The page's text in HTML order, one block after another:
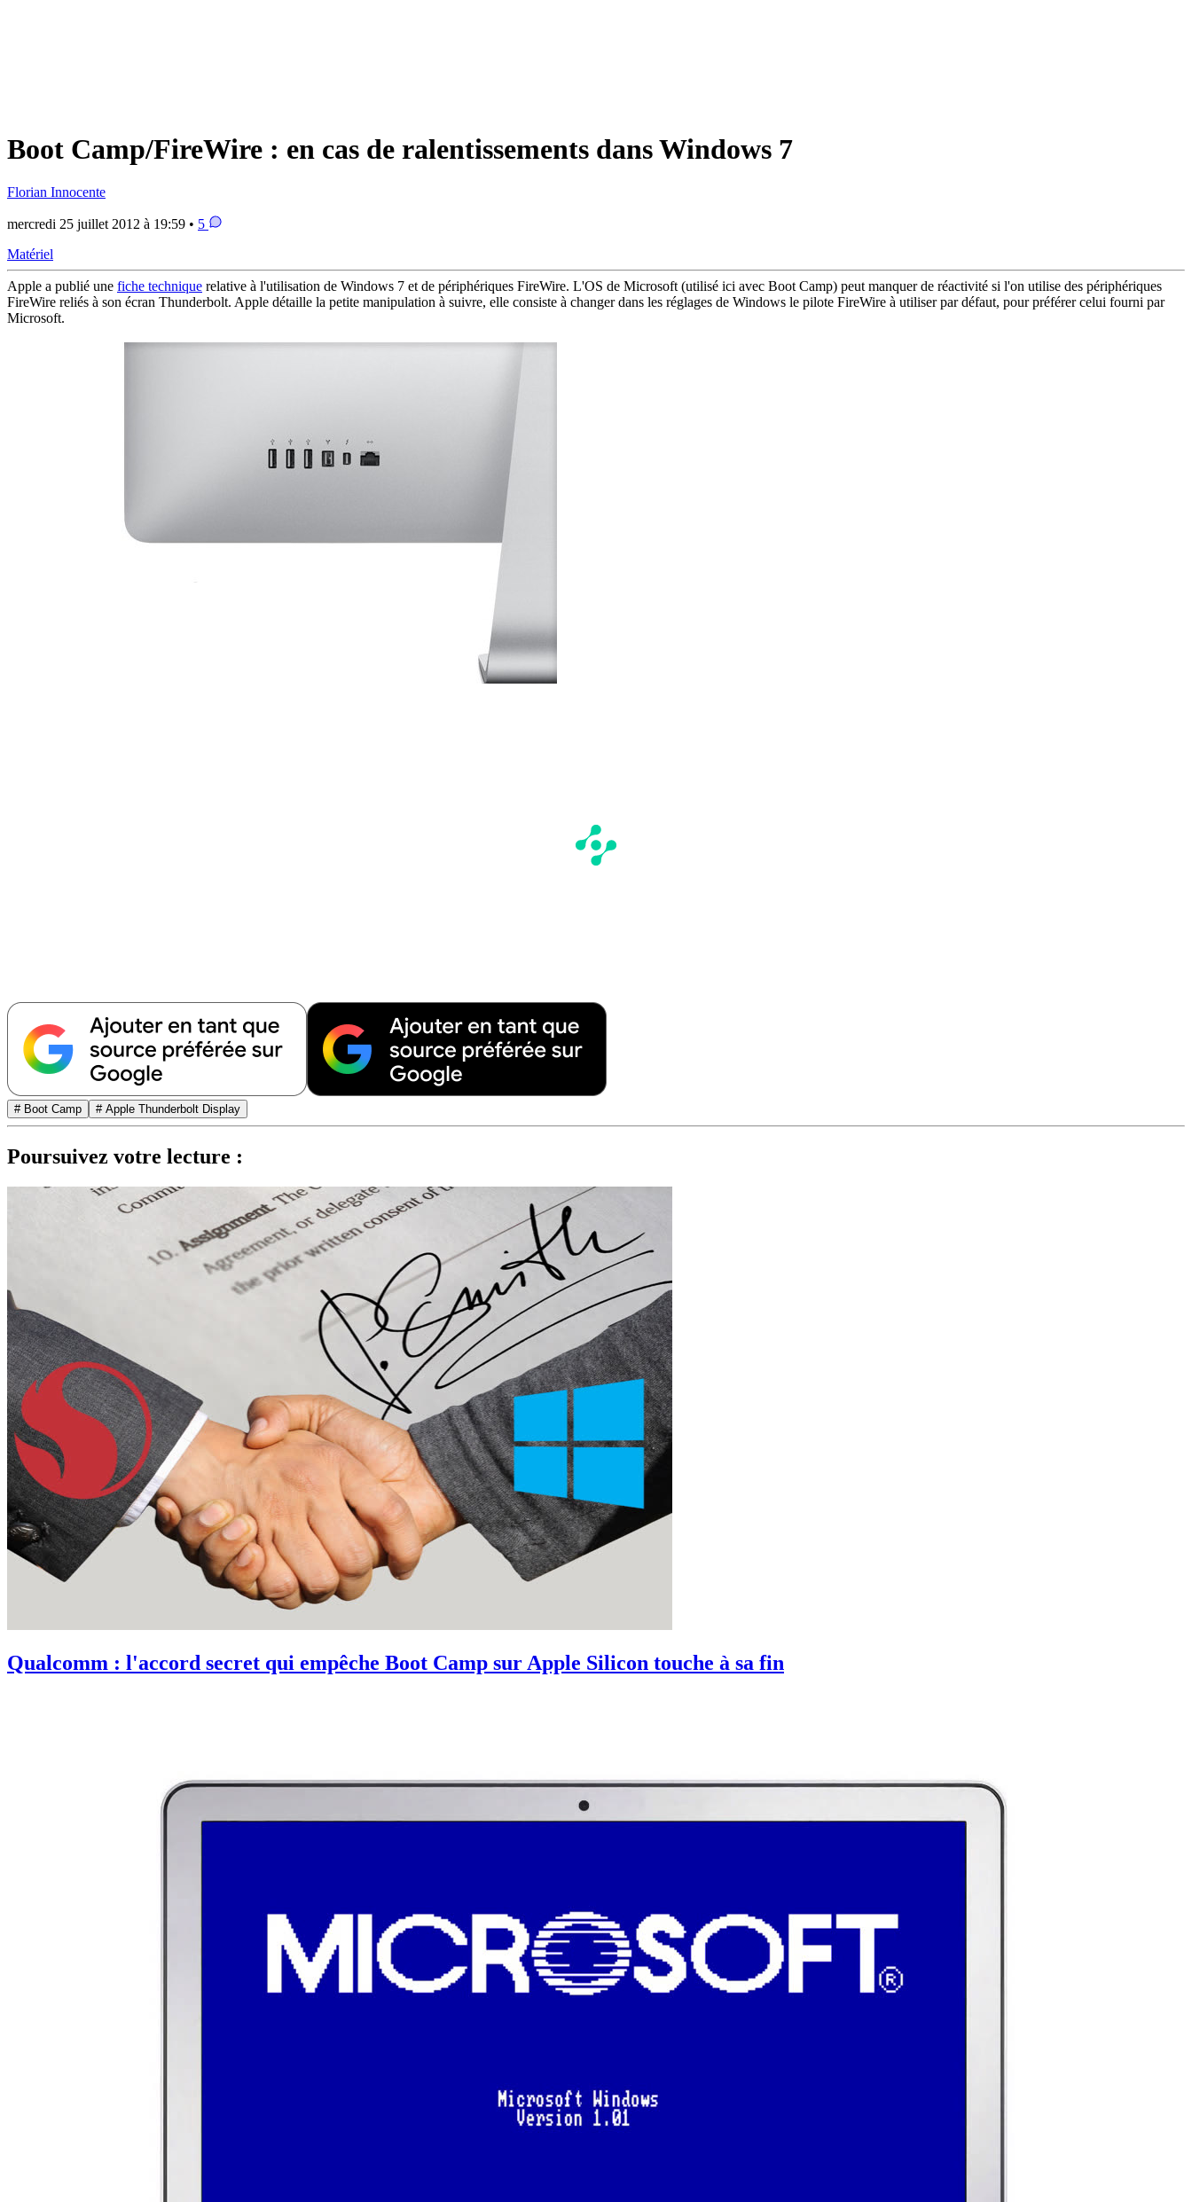
Boot Camp/FireWire : en cas de ralentissements dans Windows 7
Florian Innocente
mercredi 25 juillet 2012 à 19:59 • 5
Matériel
Apple a publié une fiche technique relative à l'utilisation de Windows 7 et de périphériques FireWire. L'OS de Microsoft (utilisé ici avec Boot Camp) peut manquer de réactivité si l'on utilise des périphériques
FireWire reliés à son écran Thunderbolt. Apple détaille la petite manipulation à suivre, elle consiste à changer dans les réglages de Windows le pilote FireWire à utiliser par défaut, pour préférer celui fourni par
Microsoft.
# Boot Camp # Apple Thunderbolt Display
Poursuivez votre lecture :
Qualcomm : l'accord secret qui empêche Boot Camp sur Apple Silicon touche à sa fin